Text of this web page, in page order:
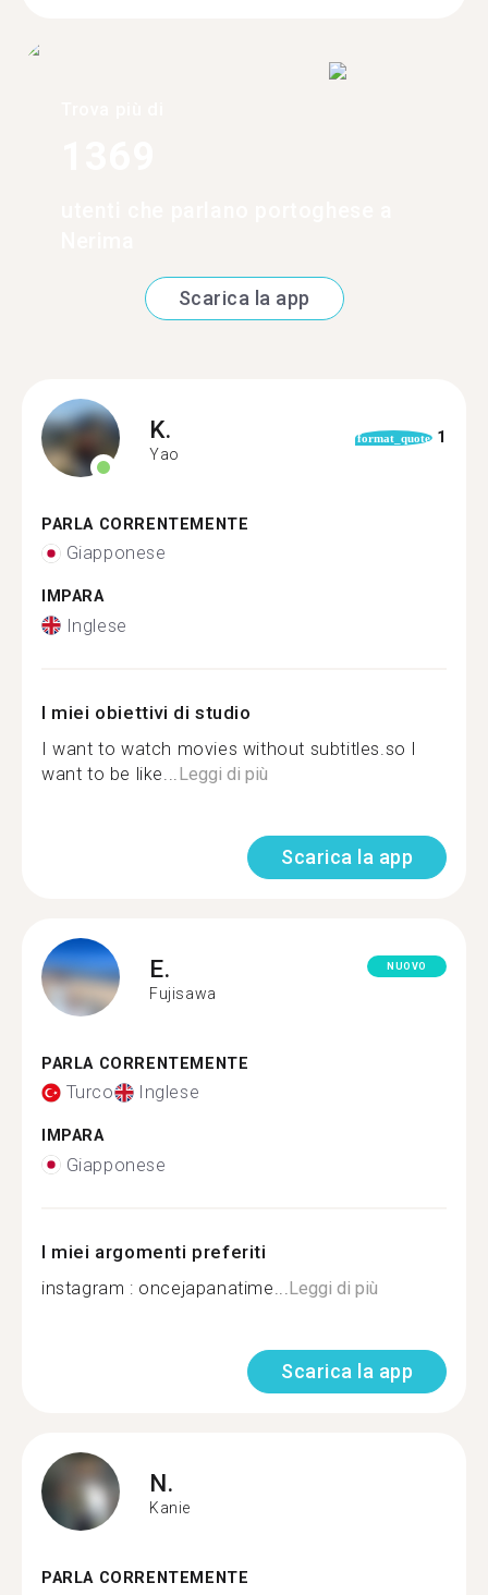
Scarica la app
K.
Yao
format_quote 1
PARLA CORRENTEMENTE
Giapponese
IMPARA
Inglese
I miei obiettivi di studio
I want to watch movies without subtitles.so I
want to be like... Leggi di più
Scarica la app
E.
Fujisawa
NUOVO
PARLA CORRENTEMENTE
Turco Inglese
IMPARA
Giapponese
I miei argomenti preferiti
instagram : oncejapanatime... Leggi di più
Scarica la app
N.
Kanie
PARLA CORRENTEMENTE